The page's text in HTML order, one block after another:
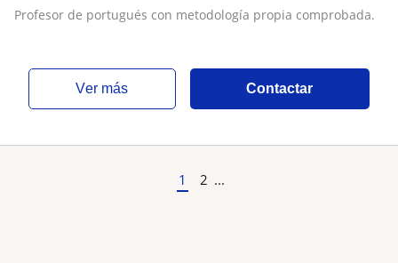
Profesor de portugués con metodología propia comprobada.
ver más Contactar
1 2 ...